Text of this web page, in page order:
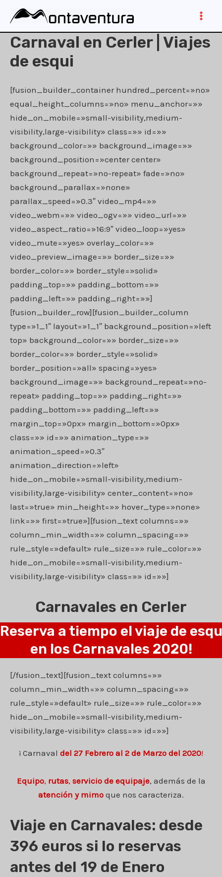
contenido
Carnaval en Cerler | Viajes
de esqui
[fusion_builder_container hundred_percent=»no»
equal_height_columns=»no» menu_anchor=»»
hide_on_mobile=»small-visibility,medium-
visibility,large-visibility» class=»» id=»»
background_color=»» background_image=»»
background_position=»center center»
background_repeat=»no-repeat» fade=»no»
background_parallax=»none»
parallax_speed=»0.3″ video_mp4=»»
video_webm=»» video_ogv=»» video_url=»»
video_aspect_ratio=»16:9″ video_loop=»yes»
video_mute=»yes» overlay_color=»»
video_preview_image=»» border_size=»»
border_color=»» border_style=»solid»
padding_top=»» padding_bottom=»»
padding_left=»» padding_right=»»]
[fusion_builder_row][fusion_builder_column
type=»1_1″ layout=»1_1″ background_position=»left
top» background_color=»» border_size=»»
border_color=»» border_style=»solid»
border_position=»all» spacing=»yes»
background_image=»» background_repeat=»no-
repeat» padding_top=»» padding_right=»»
padding_bottom=»» padding_left=»»
margin_top=»0px» margin_bottom=»0px»
class=»» id=»» animation_type=»»
animation_speed=»0.3″
animation_direction=»left»
hide_on_mobile=»small-visibility,medium-
visibility,large-visibility» center_content=»no»
last=»true» min_height=»» hover_type=»none»
link=»» first=»true»][fusion_text columns=»»
column_min_width=»» column_spacing=»»
rule_style=»default» rule_size=»» rule_color=»»
hide_on_mobile=»small-visibility,medium-
visibility,large-visibility» class=»» id=»»]
Carnavales en Cerler
a tiempo elviaje de
en los Carnavales 2020!
[/fusion_text][fusion_text columns=»»
column_min_width=»» column_spacing=»»
rule_style=»default» rule_size=»» rule_color=»»
hide_on_mobile=»small-visibility,medium-
visibility,large-visibility» class=»» id=»»]
¡ Carnaval del 27 Febrero al 2 de Marzo del 2020!
Equipo, rutas, servicio de equipaje, además de la
atención y mimo que nos caracteriza.
Viaje en Carnavales: desde
396 euros si lo reservas
antes del 19 de Enero